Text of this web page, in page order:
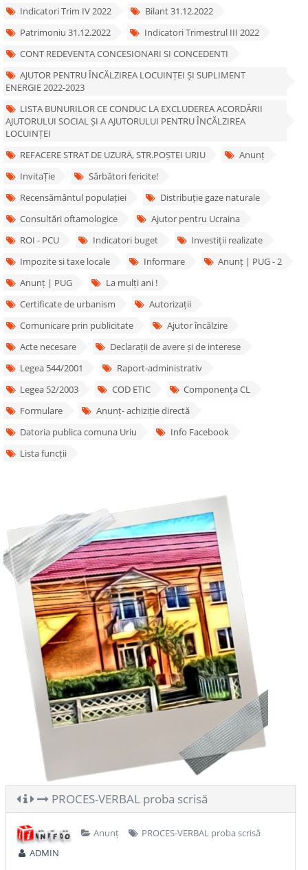
Indicatori Trim IV 2022
Bilant 31.12.2022
Patrimoniu 31.12.2022
Indicatori Trimestrul III 2022
CONT REDEVENTA CONCESIONARI SI CONCEDENTI
AJUTOR PENTRU ÎNCĂLZIREA LOCUINȚEI ȘI SUPLIMENT
ENERGIE 2022-2023
LISTA BUNURILOR CE CONDUC LA EXCLUDEREA ACORDĂRII
AJUTORULUI SOCIAL ȘI A AJUTORULUI PENTRU ÎNCĂLZIREA
LOCUINȚEI
REFACERE STRAT DE UZURÄ‚ STR.POȘTEI URIU
Anunț
InvitaȚie
Sărbători fericite!
Recensământul populației
Distribuție gaze naturale
Consultări oftamologice
Ajutor pentru Ucraina
ROI - PCU
Indicatori buget
Investiții realizate
Impozite si taxe locale
Informare
Anunț | PUG - 2
Anunț | PUG
La mulți ani !
Certificate de urbanism
Autorizații
Comunicare prin publicitate
Ajutor încălzire
Acte necesare
Declarații de avere și de interese
Legea 544/2001
Raport-administrativ
Legea 52/2003
COD ETIC
Componența CL
Formulare
Anunț- achiziție directă
Datoria publica comuna Uriu
Info Facebook
Lista funcții
PROCES-VERBAL proba scrisă
Anunț
PROCES-VERBAL proba scrisă
ADMIN